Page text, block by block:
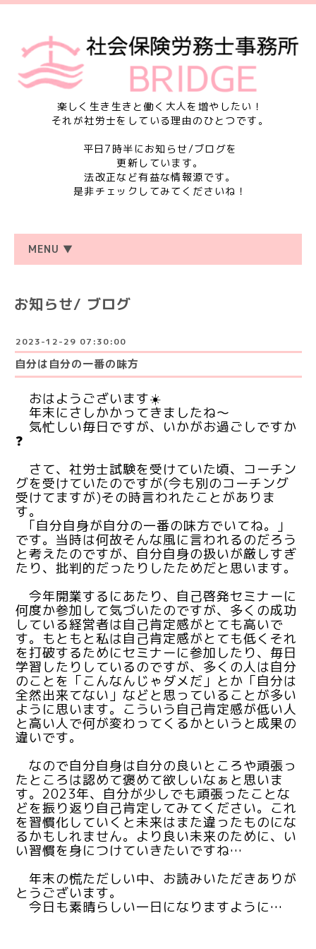
楽しく生き生きと働く大人を増やしたい！
それが社労士をしている理由のひとつです。
平日7時半にお知らせ/ブログを
更新しています。
法改正など有益な情報源です。
是非チェックしてみてくださいね！
MENU ▼
お知らせ/ ブログ
2023-12-29 07:30:00
自分は自分の一番の味方
おはようございます☀️
年末にさしかかってきましたね〜
気忙しい毎日ですが、いかがお過ごしですか
❓
さて、社労士試験を受けていた頃、コーチン
グを受けていたのですが(今も別のコーチング
受けてますが)その時言われたことがありま
す。
｢自分自身が自分の一番の味方でいてね。｣
です。当時は何故そんな風に言われるのだろう
と考えたのですが、自分自身の扱いが厳しすぎ
たり、批判的だったりしたためだと思います。
今年開業するにあたり、自己啓発セミナーに
何度か参加して気づいたのですが、多くの成功
している経営者は自己肯定感がとても高いで
す。もともと私は自己肯定感がとても低くそれ
を打破するためにセミナーに参加したり、毎日
学習したりしているのですが、多くの人は自分
のことを「こんなんじゃダメだ」とか「自分は
全然出来てない」などと思っていることが多い
ように思います。こういう自己肯定感が低い人
と高い人で何が変わってくるかというと成果の
違いです。
なので自分自身は自分の良いところや頑張っ
たところは認めて褒めて欲しいなぁと思いま
す。2023年、自分が少しでも頑張ったことな
どを振り返り自己肯定してみてください。これ
を習慣化していくと未来はまた違ったものにな
るかもしれません。より良い未来のために、い
い習慣を身につけていきたいですね…
年末の慌ただしい中、お読みいただきありが
とうございます。
今日も素晴らしい一日になりますように…